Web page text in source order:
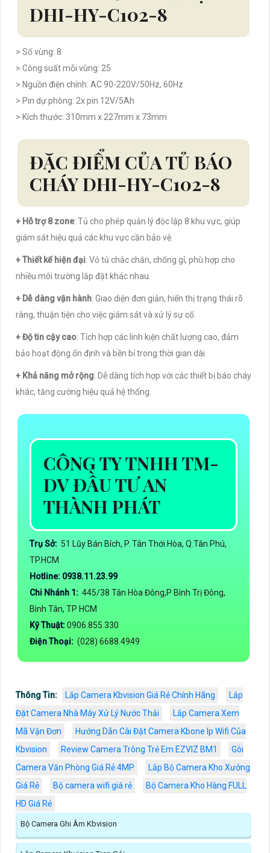
DHI-HY-C102-8
> Số vùng: 8
> Công suất mỗi vùng: 25
> Nguồn điện chính: AC 90-220V/50Hz, 60Hz
> Pin dự phòng: 2x pin 12V/5Ah
> Kích thước: 310mm x 227mm x 73mm
ĐẶC ĐIỂM CỦA TỦ BÁO
CHÁY DHI-HY-C102-8
+ Hỗ trợ 8 zone: Tủ cho phép quản lý độc lập 8 khu vực, giúp
giám sát hiệu quả các khu vực cần bảo vệ.
+ Thiết kế hiện đại: Vỏ tủ chắc chắn, chống gỉ, phù hợp cho
nhiều môi trường lắp đặt khác nhau.
+ Dễ dàng vận hành: Giao diện đơn giản, hiển thị trạng thái rõ
ràng, thuận tiện cho việc giám sát và xử lý sự cố.
+ Độ tin cậy cao: Tích hợp các linh kiện chất lượng cao, đảm
bảo hoạt động ổn định và bền bỉ trong thời gian dài.
+ Khả năng mở rộng: Dễ dàng tích hợp với các thiết bị báo cháy
khác, tăng cường hiệu quả hệ thống.
CÔNG TY TNHH TM-
DV ĐẦU TƯ AN
THÀNH PHÁT
Trụ Sở: 51 Lũy Bán Bích, P. Tân Thới Hòa, Q.Tân Phú,
TP.HCM
Hotline: 0938.11.23.99
Chi Nhánh 1: 445/38 Tân Hòa Đông,P Bình Trị Đông,
Bình Tân, TP HCM
Kỹ Thuật:0906.855.330
Điện Thoại: (028) 6688.4949
Thông Tin: Lắp Camera Kbvision Giá Rẻ Chính Hãng
Lắp
Đặt Camera Nhà Máy Xử Lý Nước Thải
Lắp Camera Xem
Mã Vận Đơn
Hướng Dẫn Cài Đặt Camera Kbone Ip Wifi Của
Kbvision
Review Camera Trông Trẻ Em EZVIZ BM1
Gói
Camera Văn Phòng Giá Rẻ 4MP
Lắp Bộ Camera Kho Xưởng
Giá Rẻ
Bộ camera wifi giá rẻ
Bộ Camera Kho Hàng FULL
HD Giá Rẻ
Bộ Camera Ghi Âm Kbvision